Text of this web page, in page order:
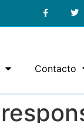
Contacto